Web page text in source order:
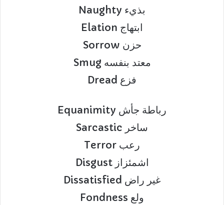
Naughty بذيء
Elation ابتهاج
Sorrow حزن
Smug معتد بنفسه
Dread فزع
Equanimity رباطة جأش
Sarcastic ساخر
Terror رعب
Disgust اشمئزاز
Dissatisfied غير راض
Fondness ولع